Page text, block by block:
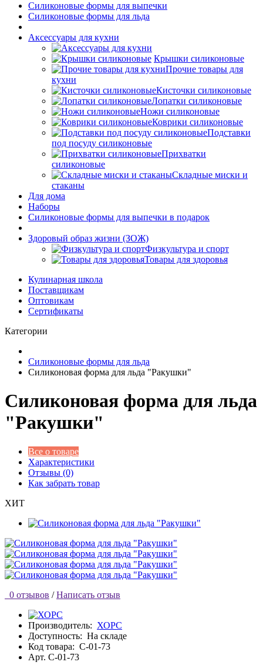
Силиконовые формы для выпечки
Силиконовые формы для льда
Аксессуары для кухни
Крышки силиконовые
Прочие товары для
кухни
Кисточки силиконовые
Лопатки силиконовые
Ножи силиконовые
Коврики силиконовые
Подставки
под посуду силиконовые
Прихватки
силиконовые
Складные миски и
стаканы
Для дома
Наборы
Силиконовые формы для выпечки в подарок
Здоровый образ жизни (ЗОЖ)
Физкультура и спорт
Товары для здоровья
Кулинарная школа
Поставщикам
Оптовикам
Сертификаты
Категории
Силиконовые формы для льда
Силиконовая форма для льда "Ракушки"
Силиконовая форма для льда
"Ракушки"
Все о товаре
Характеристики
Отзывы (0)
Как забрать товар
ХИТ
0 отзывов / Написать отзыв
Производитель: ХОРС
Доступность: На складе
Код товара: С-01-73
Арт. С-01-73